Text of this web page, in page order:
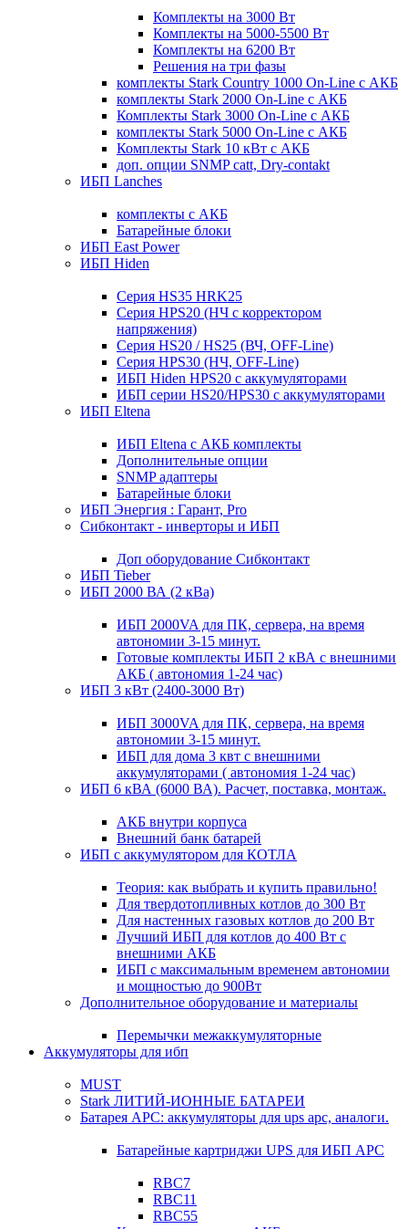
Комплекты на 3000 Вт
Комплекты на 5000-5500 Вт
Комплекты на 6200 Вт
Решения на три фазы
комплекты Stark Country 1000 On-Line с АКБ
комплекты Stark 2000 On-Line с АКБ
Комплекты Stark 3000 On-Line с АКБ
комплекты Stark 5000 On-Line с АКБ
Комплекты Stark 10 кВт с АКБ
доп. опции SNMP catt, Dry-contakt
ИБП Lanches
комплекты с АКБ
Батарейные блоки
ИБП East Power
ИБП Hiden
Серия HS35 HRK25
Серия HPS20 (НЧ с корректором
напряжения)
Серия HS20 / HS25 (ВЧ, OFF-Line)
Серия HPS30 (НЧ, OFF-Line)
ИБП Hiden HPS20 с аккумуляторами
ИБП серии HS20/HPS30 с аккумуляторами
ИБП Eltena
ИБП Eltena с АКБ комплекты
Дополнительные опции
SNMP адаптеры
Батарейные блоки
ИБП Энергия : Гарант, Pro
Сибконтакт - инверторы и ИБП
Доп оборудование Сибконтакт
ИБП Tieber
ИБП 2000 ВА (2 кВа)
ИБП 2000VA для ПК, сервера, на время
автономии 3-15 минут.
Готовые комплекты ИБП 2 кВА с внешними
АКБ ( автономия 1-24 час)
ИБП 3 кВт (2400-3000 Вт)
ИБП 3000VA для ПК, сервера, на время
автономии 3-15 минут.
ИБП для дома 3 квт с внешними
аккумуляторами ( автономия 1-24 час)
ИБП 6 кВА (6000 ВА). Расчет, поставка, монтаж.
АКБ внутри корпуса
Внешний банк батарей
ИБП с аккумулятором для КОТЛА
Теория: как выбрать и купить правильно!
Для твердотопливных котлов до 300 Вт
Для настенных газовых котлов до 200 Вт
Лучший ИБП для котлов до 400 Вт с
внешними АКБ
ИБП с максимальным временем автономии
и мощностью до 900Вт
Дополнительное оборудование и материалы
Перемычки межаккумуляторные
Аккумуляторы для ибп
MUST
Stark ЛИТИЙ-ИОННЫЕ БАТАРЕИ
Батарея APC: аккумуляторы для ups apc, аналоги.
Батарейные картриджи UPS для ИБП APC
RBC7
RBC11
RBC55